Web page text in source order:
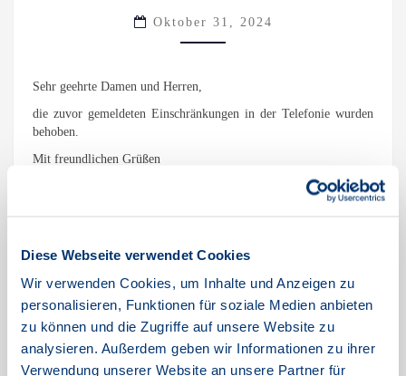
Diese Webseite verwendet Cookies
Wir verwenden Cookies, um Inhalte und Anzeigen zu
personalisieren, Funktionen für soziale Medien anbieten
zu können und die Zugriffe auf unsere Website zu
analysieren. Außerdem geben wir Informationen zu ihrer
Verwendung unserer Website an unsere Partner für
Oktober 31, 2024
Sehr geehrte Damen und Herren,
die zuvor gemeldeten Einschränkungen in der Telefonie wurden
behoben.
Mit freundlichen Grüßen
Wir bitten um Ihre Geduld und die Unannehmlichkeiten zu
entschuldigen.
Ohne Kategorie